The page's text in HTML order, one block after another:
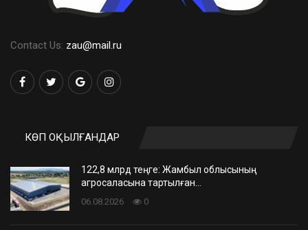
Contact Us: zau@mail.ru
КӨП ОҚЫЛҒАНДАР
122,8 млрд теңге: Жамбыл облысының
агросаласына тартылған…
06.08.2026 0